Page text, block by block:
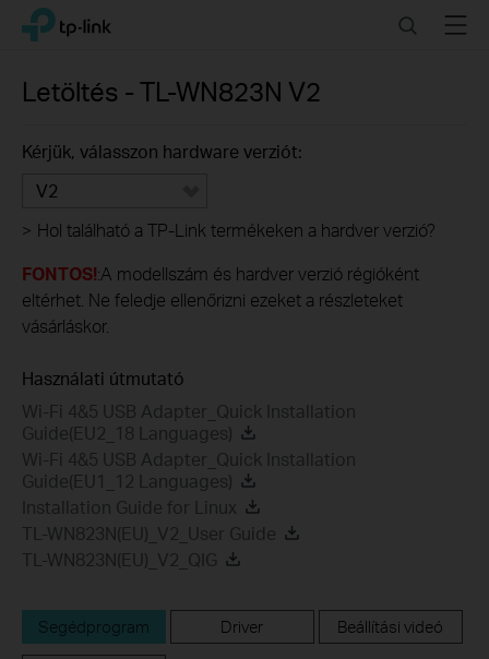
Click
navigation
TP-Link, Reliably Smart SearchMenu
Letöltés -TL-WN823N V2
Kérjük, válasszon hardware verziót:
V2
> Hol található a TP-Link termékeken a hardver verzió?
FONTOS!:A modellszám és hardver verzió régióként
eltérhet. Ne feledje ellenőrizni ezeket a részleteket
vásárláskor.
Használati útmutató
Wi-Fi 4&5 USB Adapter_Quick Installation
Guide(EU2_18 Languages)
Wi-Fi 4&5 USB Adapter_Quick Installation
Guide(EU1_12 Languages)
Installation Guide for Linux
TL-WN823N(EU)_V2_User Guide
TL-WN823N(EU)_V2_QIG
Segédprogram Driver Beállítási videó